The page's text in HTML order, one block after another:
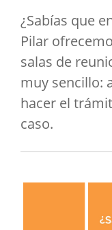
¿Sabías que
Pilar
salas de
muy sencillo:
hacer el
caso.